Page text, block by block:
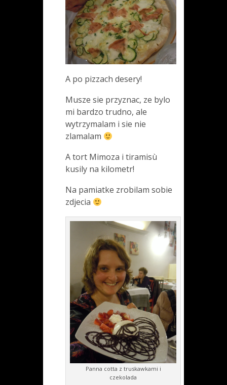
A po pizzach desery!
Musze sie przyznac, ze bylo
mi bardzo trudno, ale
wytrzymalam i sie nie
zlamalam
A tort Mimoza i tiramisù
kusily na kilometr!
Na pamiatke zrobilam sobie
zdjecia
Panna cotta z truskawkami i
czekolada